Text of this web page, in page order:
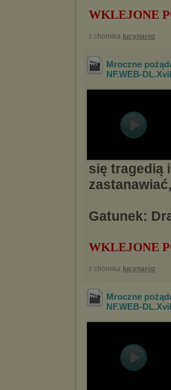
WKLEJONE
z chomika lucynaroz
Mroczne
NF.WEB-
się tragedią
Gatunek:
WKLEJONE
z chomika lucynaroz
Mroczne
NF.WEB-